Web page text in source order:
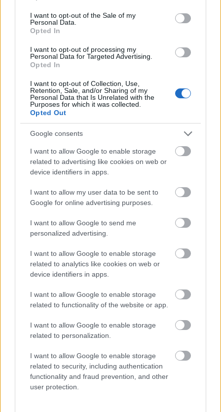
use your data for below specified purposes in below Google
consent section.
I want to opt-out of the Sale of my
Personal Data.
Opted In
I want to opt-out of processing my
Personal Data for Targeted Advertising.
Opted In
I want to opt-out of Collection, Use,
Retention, Sale, and/or Sharing of my
Personal Data that Is Unrelated with the
Purposes for which it was collected.
Opted Out
Google consents
I want to allow Google to enable storage
related to advertising like cookies on web or
device identifiers in apps.
I want to allow my user data to be sent to
Google for online advertising purposes.
I want to allow Google to send me
personalized advertising.
I want to allow Google to enable storage
related to analytics like cookies on web or
device identifiers in apps.
I want to allow Google to enable storage
related to functionality of the website or app.
I want to allow Google to enable storage
related to personalization.
I want to allow Google to enable storage
related to security, including authentication
functionality and fraud prevention, and other
user protection.
M1 bővítés: már zajlik a teljesen új Bicske Kelet
csomópont építése
Tizenegy meglévő csomópontot korszerűsít és négy új,
különszintű csomópontot hoz létre az MKIF az M1-es
bővítésénél.
Új gyalogosátkelők és jelzőlámpás
csomópont épül Angyalföldön
Hódmezővásárhely jó hírű református
iskoláját
Látványos építési szakasz indult be a
Paks II.: Mit jelent az 5. blokk új
mérföldköve a felülvizsgálat
árnyékában?